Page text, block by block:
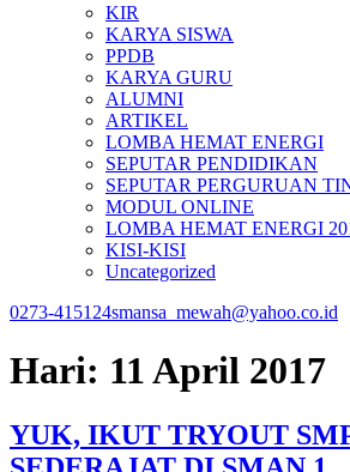
KIR
KARYA SISWA
PPDB
KARYA GURU
ALUMNI
ARTIKEL
LOMBA HEMAT ENERGI
SEPUTAR PENDIDIKAN
SEPUTAR PERGURUAN
MODUL ONLINE
LOMBA HEMAT ENERGI
KISI-KISI
Uncategorized
0273-415124smansa_mewah@yahoo.co.id
Hari: 11 April 2017
YUK, IKUT TRYOUT